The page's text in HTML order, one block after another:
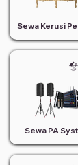
Sewa Kerusi
Sewa PA